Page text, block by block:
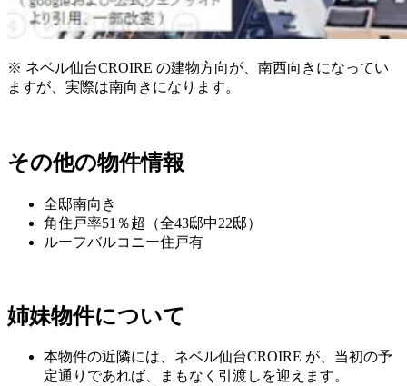
※ ネベル仙台CROIRE の建物方向が、南西向きになってい
ますが、実際は南向きになります。
その他の物件情報
全邸南向き
角住戸率51％超（全43邸中22邸）
ルーフバルコニー住戸有
姉妹物件について
本物件の近隣には、ネベル仙台CROIRE が、当初の予
定通りであれば、まもなく引渡しを迎えます。